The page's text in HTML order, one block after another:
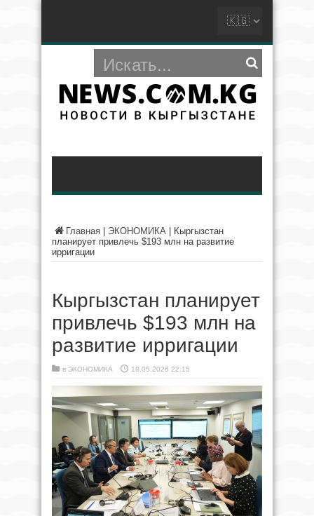
Главная ЭКОНОМИКА
Кыргызстан
планирует привлечь $193 млн на развитие
ирригации
Кыргызстан планирует
привлечь $193 млн на
развитие ирригации
в ЭКОНОМИКА 18.05.2026 22:15